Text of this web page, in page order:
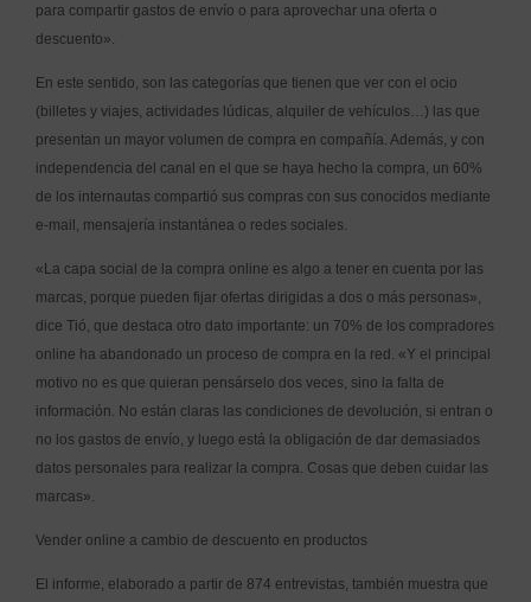
para compartir gastos de envío o para aprovechar una oferta o
descuento».
En este sentido, son las categorías que tienen que ver con el ocio
(billetes y viajes, actividades lúdicas, alquiler de vehículos…) las que
presentan un mayor volumen de compra en compañía. Además, y con
independencia del canal en el que se haya hecho la compra, un 60%
de los internautas compartió sus compras con sus conocidos mediante
e-mail, mensajería instantánea o redes sociales.
«La capa social de la compra online es algo a tener en cuenta por las
marcas, porque pueden fijar ofertas dirigidas a dos o más personas»,
dice Tió, que destaca otro dato importante: un 70% de los compradores
online ha abandonado un proceso de compra en la red. «Y el principal
motivo no es que quieran pensárselo dos veces, sino la falta de
información. No están claras las condiciones de devolución, si entran o
no los gastos de envío, y luego está la obligación de dar demasiados
datos personales para realizar la compra. Cosas que deben cuidar las
marcas».
Vender online a cambio de descuento en productos
El informe, elaborado a partir de 874 entrevistas, también muestra que